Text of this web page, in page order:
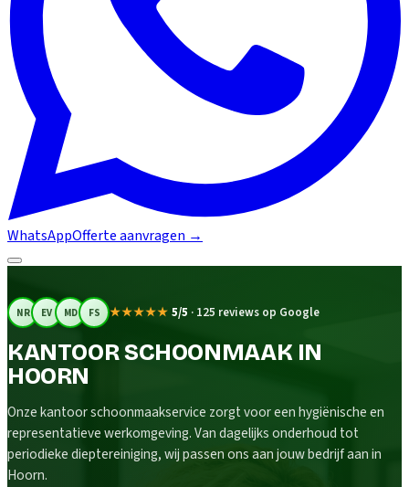
WhatsAppOfferte aanvragen →
NR EV MD FS ★★★★★ 5/5 · 125 reviews op Google
KANTOOR SCHOONMAAK IN
HOORN
Onze kantoor schoonmaakservice zorgt voor een hygiënische en
representatieve werkomgeving. Van dagelijks onderhoud tot
periodieke dieptereiniging, wij passen ons aan jouw bedrijf aan in
Hoorn.